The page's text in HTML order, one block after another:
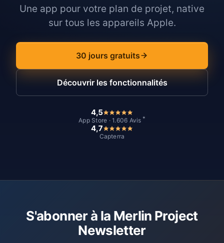
Une app pour votre plan de projet, native
sur tous les appareils Apple.
30 jours gratuits
Découvrir les fonctionnalités
4,5
App Store · 1.606 Avis *
4,7
Capterra
S'abonner à la Merlin Project
Newsletter